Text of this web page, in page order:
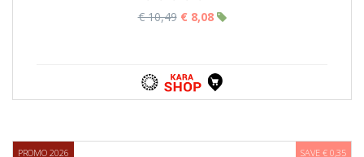
€ 10,49 € 8,08
PROMO 2026 SAVE € 0,35